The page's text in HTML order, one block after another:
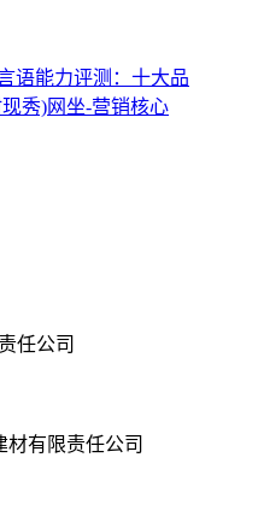
语能力评测：十大品
秀)网坐-营销核心
有限责任公司